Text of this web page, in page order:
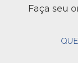
Faça seu